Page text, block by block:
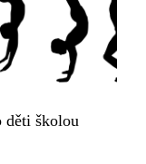
děti školou